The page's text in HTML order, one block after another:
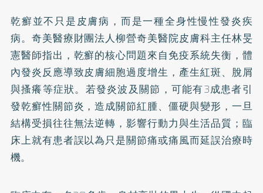
乾癬並不只是皮膚病，而是一種全身性慢性發炎疾
病。奇美醫療財團法人柳營奇美醫院皮膚科主任林旻
憲醫師指出，乾癬的核心問題來自免疫系統失衡，體
內發炎反應導致皮膚細胞過度增生，產生紅斑、脫屑
與搔癢等症狀。若發炎波及關節，可能有3成患者引
發乾癬性關節炎，造成關節紅腫、僵硬與變形，一旦
結構受損往往無法逆轉，影響行動力與生活品質；臨
床上就有患者誤以為只是關節痛或痛風而延誤治療時
機。